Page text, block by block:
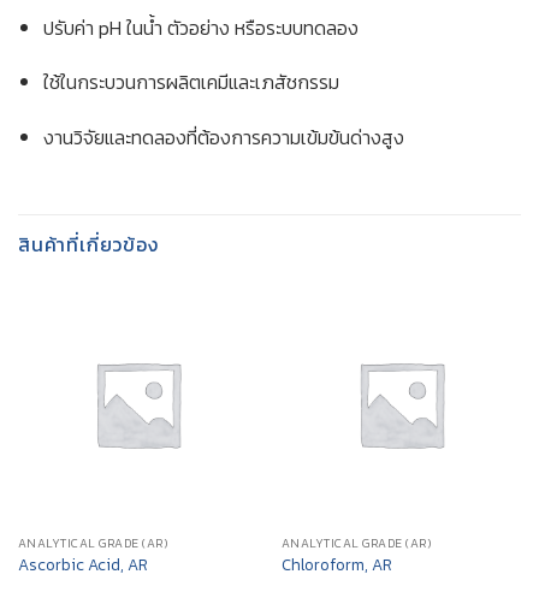
ปรับค่า pH ในน้ำ ตัวอย่าง หรือระบบทดลอง
ใช้ในกระบวนการผลิตเคมีและเภสัชกรรม
งานวิจัยและทดลองที่ต้องการความเข้มข้นด่างสูง
สินค้าที่เกี่ยวข้อง
ANALYTICAL GRADE (AR)
Ascorbic Acid, AR
ANALYTICAL GRADE (AR)
Chloroform, AR